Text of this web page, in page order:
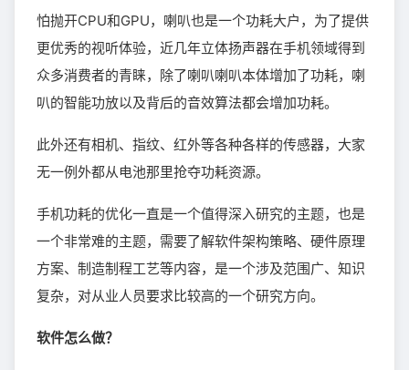
怕抛开CPU和GPU，喇叭也是一个功耗大户，为了提供
更优秀的视听体验，近几年立体扬声器在手机领域得到
众多消费者的青睐，除了喇叭喇叭本体增加了功耗，喇
叭的智能功放以及背后的音效算法都会增加功耗。
此外还有相机、指纹、红外等各种各样的传感器，大家
无一例外都从电池那里抢夺功耗资源。
手机功耗的优化一直是一个值得深入研究的主题，也是
一个非常难的主题，需要了解软件架构策略、硬件原理
方案、制造制程工艺等内容，是一个涉及范围广、知识
复杂，对从业人员要求比较高的一个研究方向。
软件怎么做？